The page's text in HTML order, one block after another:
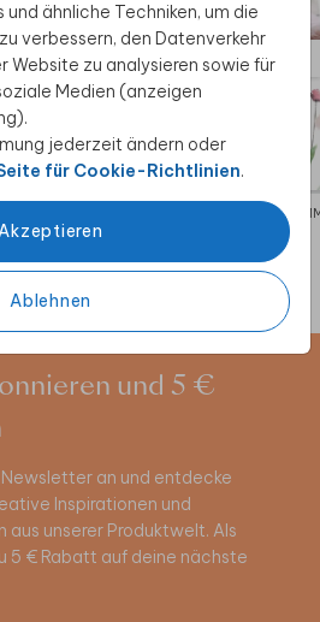
ähnliche Techniken, um die
verbessern, den Datenverkehr
Website zu analysieren sowie für
Medien (anzeigen
jederzeit ändern oder
für Cookie-Richtlinien.
Ablehnen
und 5 €
an und entdecke
Inspirationen und
aus unserer Produktwelt. Als
5 € Rabatt auf deine nächste